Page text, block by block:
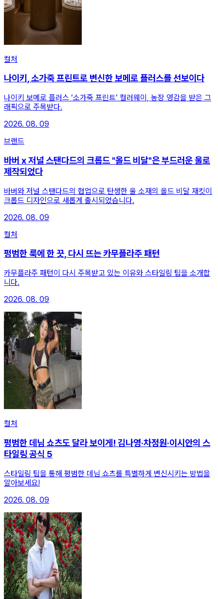
컬처
나이키, 소가죽 프린트로 변신한 보메로 플러스를 선보이다
나이키 보메로 플러스 ‘소가죽 프린트’ 컬러웨이, 농장 영감을 받은 그
래픽으로 주목받다.
2026. 08. 09
브랜드
바버 x 저널 스탠다드의 크롭드 "올드 비달"은 부드러운 울로
제작되었다
바버와 저널 스탠다드의 협업으로 탄생한 울 소재의 올드 비달 재킷이
크롭드 디자인으로 새롭게 출시되었습니다.
2026. 08. 09
컬처
평범한 룩에 한 끗, 다시 뜨는 카무플라주 패턴
카무플라주 패턴이 다시 주목받고 있는 이유와 스타일링 팁을 소개합
니다.
2026. 08. 09
컬처
평범한 데님 쇼츠도 달라 보이게! 김나영·차정원·이시안의 스
타일링 공식 5
스타일링 팁을 통해 평범한 데님 쇼츠를 특별하게 변신시키는 방법을
알아보세요!
2026. 08. 09